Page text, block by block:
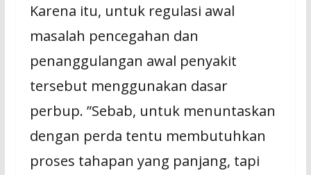
Karena itu, untuk regulasi awal
masalah pencegahan dan
penanggulangan awal penyakit
tersebut menggunakan dasar
perbup. ”Sebab, untuk menuntaskan
dengan perda tentu membutuhkan
proses tahapan yang panjang, tapi